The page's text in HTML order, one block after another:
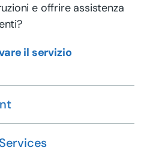
e offrire assistenza
il servizio